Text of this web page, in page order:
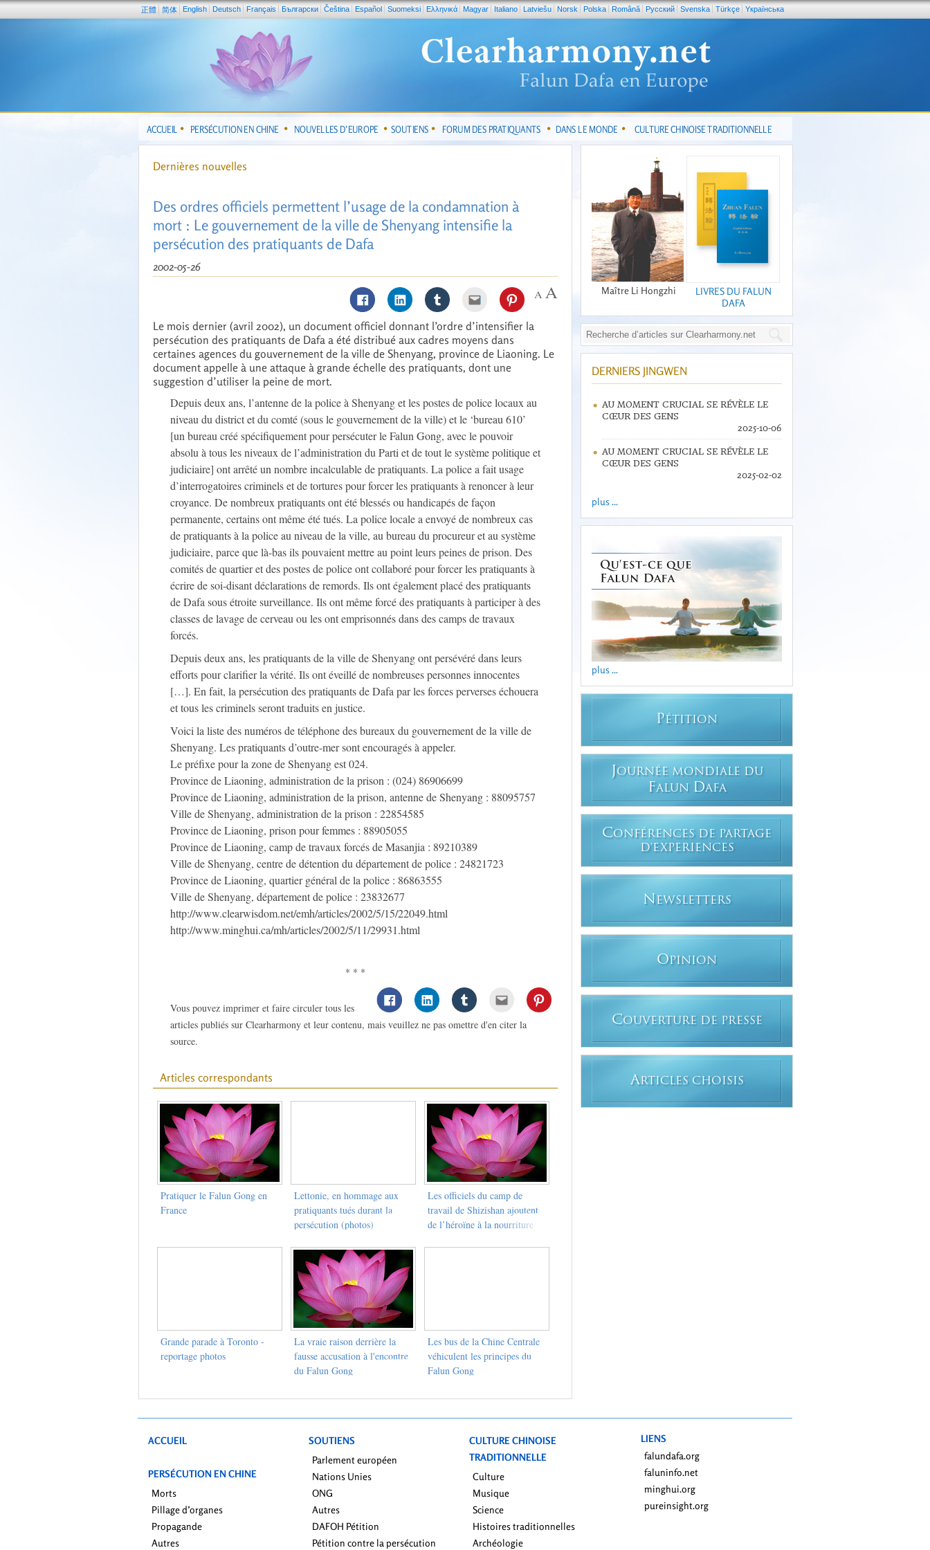
正體 简体 English Deutsch Français Български Čeština Español Suomeksi Ελληνικά Magyar Italiano Latviešu Norsk Polska Română Pусский Svenska Türkçe Yкраїнська
ACCUEIL PERSÉCUTION EN CHINE NOUVELLES D’EUROPE SOUTIENS FORUM DES PRATIQUANTS DANS LE MONDE CULTURE CHINOISE TRADITIONNELLE
Dernières nouvelles
Des ordres officiels permettent l’usage de la condamnation à
mort : Le gouvernement de la ville de Shenyang intensifie la
persécution des pratiquants de Dafa
2002-05-26
Le mois dernier (avril 2002), un document officiel donnant l’ordre d’intensifier la
persécution des pratiquants de Dafa a été distribué aux cadres moyens dans
certaines agences du gouvernement de la ville de Shenyang, province de Liaoning. Le
document appelle à une attaque à grande échelle des pratiquants, dont une
suggestion d’utiliser la peine de mort.
Depuis deux ans, l’antenne de la police à Shenyang et les postes de police locaux au
niveau du district et du comté (sous le gouvernement de la ville) et le ‘bureau 610’
[un bureau créé spécifiquement pour persécuter le Falun Gong, avec le pouvoir
absolu à tous les niveaux de l’administration du Parti et de tout le système politique et
judiciaire] ont arrêté un nombre incalculable de pratiquants. La police a fait usage
d’interrogatoires criminels et de tortures pour forcer les pratiquants à renoncer à leur
croyance. De nombreux pratiquants ont été blessés ou handicapés de façon
permanente, certains ont même été tués. La police locale a envoyé de nombreux cas
de pratiquants à la police au niveau de la ville, au bureau du procureur et au système
judiciaire, parce que là-bas ils pouvaient mettre au point leurs peines de prison. Des
comités de quartier et des postes de police ont collaboré pour forcer les pratiquants à
écrire de soi-disant déclarations de remords. Ils ont également placé des pratiquants
de Dafa sous étroite surveillance. Ils ont même forcé des pratiquants à participer à des
classes de lavage de cerveau ou les ont emprisonnés dans des camps de travaux
forcés.
Depuis deux ans, les pratiquants de la ville de Shenyang ont persévéré dans leurs
efforts pour clarifier la vérité. Ils ont éveillé de nombreuses personnes innocentes
[…]. En fait, la persécution des pratiquants de Dafa par les forces perverses échouera
et tous les criminels seront traduits en justice.
Voici la liste des numéros de téléphone des bureaux du gouvernement de la ville de
Shenyang. Les pratiquants d’outre-mer sont encouragés à appeler.
Le préfixe pour la zone de Shenyang est 024.
Province de Liaoning, administration de la prison : (024) 86906699
Province de Liaoning, administration de la prison, antenne de Shenyang : 88095757
Ville de Shenyang, administration de la prison : 22854585
Province de Liaoning, prison pour femmes : 88905055
Province de Liaoning, camp de travaux forcés de Masanjia : 89210389
Ville de Shenyang, centre de détention du département de police : 24821723
Province de Liaoning, quartier général de la police : 86863555
Ville de Shenyang, département de police : 23832677
http://www.clearwisdom.net/emh/articles/2002/5/15/22049.html
http://www.minghui.ca/mh/articles/2002/5/11/29931.html
* * *
Vous pouvez imprimer et faire circuler tous les
articles publiés sur Clearharmony et leur contenu, mais veuillez ne pas omettre d'en citer la
source.
Articles correspondants
Pratiquer le Falun Gong en
France
Lettonie, en hommage aux
pratiquants tués durant la
persécution (photos)
Les officiels du camp de
travail de Shizishan ajoutent
de l’héroïne à la nourriture
Grande parade à Toronto -
reportage photos
La vraie raison derrière la
fausse accusation à l'encontre
du Falun Gong
Les bus de la Chine Centrale
véhiculent les principes du
Falun Gong
Maître Li Hongzhi
LIVRES DU FALUN
DAFA
DERNIERS JINGWEN
AU MOMENT CRUCIAL SE RÉVÈLE LE
CŒUR DES GENS
2025-10-06
AU MOMENT CRUCIAL SE RÉVÈLE LE
CŒUR DES GENS
2025-02-02
plus ...
plus ...
PÉTITION
JOURNÉE MONDIALE DU
FALUN DAFA
CONFÉRENCES DE PARTAGE
D'EXPERIENCES
N EWSLETTERS
OPINION
COUVERTURE DE PRESSE
ARTICLES CHOISIS
ACCUEIL
PERSÉCUTION EN CHINE
Morts
Pillage d’organes
Propagande
Autres
SOUTIENS
Parlement européen
Nations Unies
ONG
Autres
DAFOH Pétition
Pétition contre la persécution
CULTURE CHINOISE
TRADITIONNELLE
Culture
Musique
Science
Histoires traditionnelles
Archéologie
LIENS
falundafa.org
faluninfo.net
minghui.org
pureinsight.org